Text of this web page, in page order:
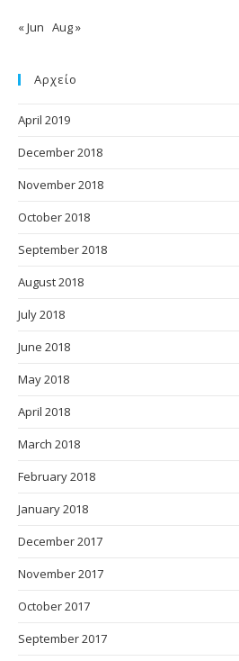
« Jun Aug »
Αρχείο
April 2019
December 2018
November 2018
October 2018
September 2018
August 2018
July 2018
June 2018
May 2018
April 2018
March 2018
February 2018
January 2018
December 2017
November 2017
October 2017
September 2017